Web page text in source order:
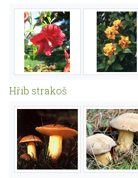
Hřib strakoš